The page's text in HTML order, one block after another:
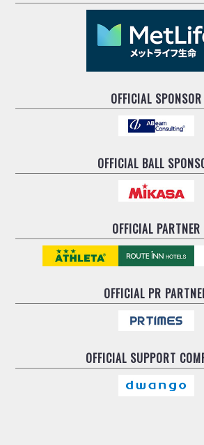
デウソン神戸
ポルセイド浜田
ミラクルスマイル新居浜
OFFICIAL SPONSOR
OFFICIAL BALL
OFFICIAL PARTNER
OFFICIALPR
OFFICIAL SUPPORT